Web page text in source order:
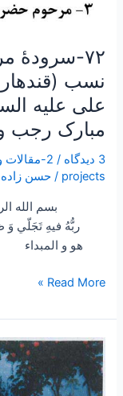
۷۲-سرودۀ
نسب
علی علیه
مبارک رجب و
3 دیدگاه /
projects
/حسن زاده
بسم الله
ربُّهُ فيهِ
هو و المبداء
استقبال
مبارک
رجب
و
۱۳
رجب
Read More »
۲۳
–
سخنرانی